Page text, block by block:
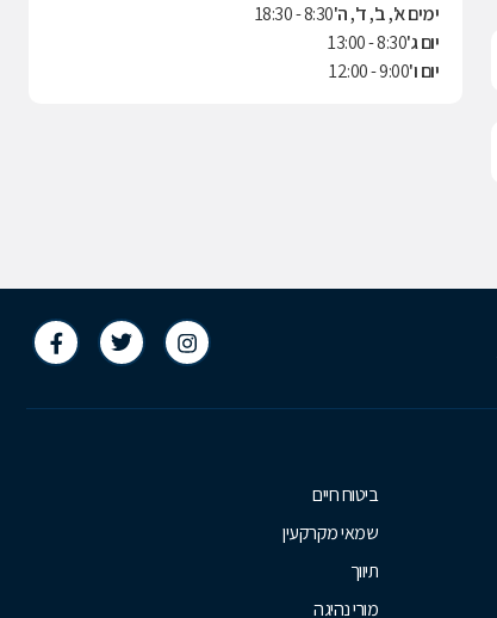
ימים א', ב', ד', ה'8:30 - 18:30
יום ג'8:30 - 13:00
יום ו'9:00 - 12:00
ביטוח חיים
שמאי מקרקעין
תיווך
מורי נהיגה